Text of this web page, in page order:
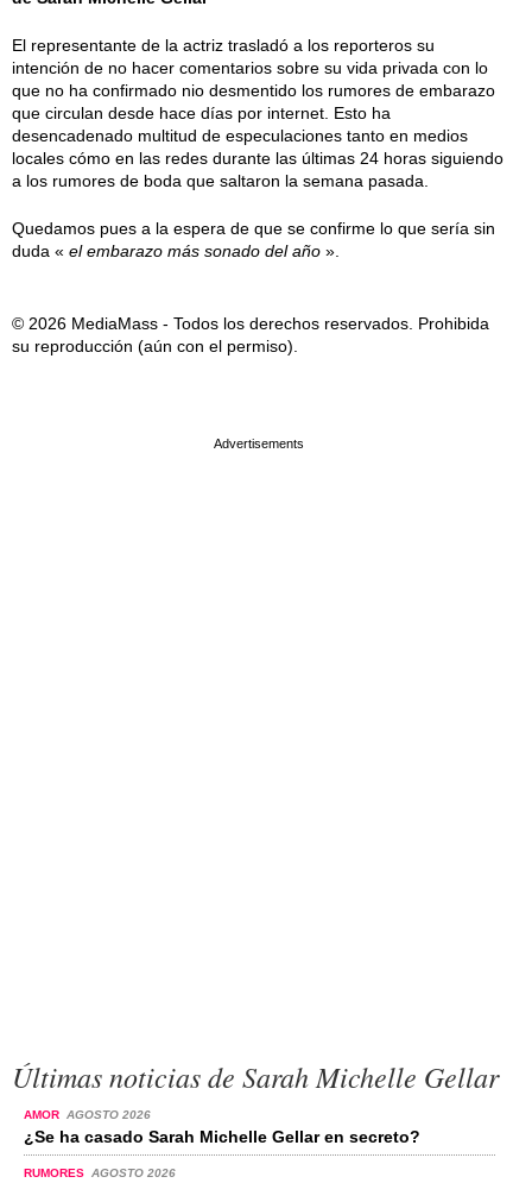
El representante de la actriz trasladó a los reporteros su
intención de no hacer comentarios sobre su vida privada con lo
que no ha confirmado nio desmentido los rumores de embarazo
que circulan desde hace días por internet. Esto ha
desencadenado multitud de especulaciones tanto en medios
locales cómo en las redes durante las últimas 24 horas siguiendo
a los rumores de boda que saltaron la semana pasada.
Quedamos pues a la espera de que se confirme lo que sería sin
duda « el embarazo más sonado del año ».
© 2026 MediaMass - Todos los derechos reservados. Prohibida
su reproducción (aún con el permiso).
Últimas noticias de Sarah Michelle Gellar
AMOR AGOSTO 2026
¿Se ha casado Sarah Michelle Gellar en secreto?
RUMORES AGOSTO 2026